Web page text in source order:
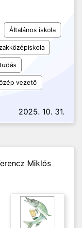
Általános iskola
vezető
2025. 10. 31.
Miklós